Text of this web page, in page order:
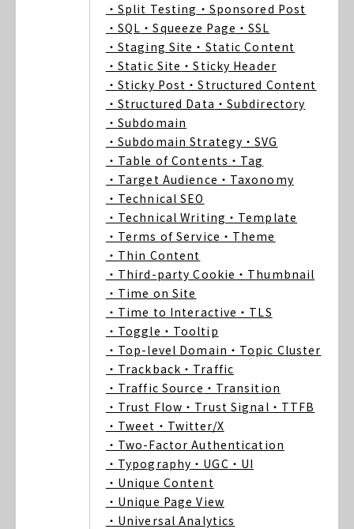
・Split Testing ・Sponsored Post
・SQL ・Squeeze Page ・SSL
・Staging Site ・Static Content
・Static Site ・Sticky Header
・Sticky Post ・Structured Content
・Structured Data ・Subdirectory
・Subdomain
・Subdomain Strategy ・SVG
・Table of Contents ・Tag
・Target Audience ・Taxonomy
・Technical SEO
・Technical Writing ・Template
・Terms of Service ・Theme
・Thin Content
・Third-party Cookie ・Thumbnail
・Time on Site
・Time to Interactive ・TLS
・Toggle ・Tooltip
・Top-level Domain ・Topic Cluster
・Trackback ・Traffic
・Traffic Source ・Transition
・Trust Flow ・Trust Signal ・TTFB
・Tweet ・Twitter/X
・Two-Factor Authentication
・Typography ・UGC ・UI
・Unique Content
・Unique Page View
・Universal Analytics